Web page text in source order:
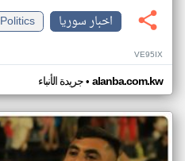
اخبار سوريا
Politics
VE95IX
جريدة الأنباء• alanba.com.kw